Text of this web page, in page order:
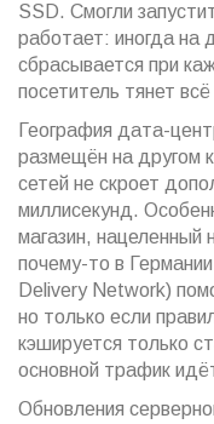
SSD. Смогли
работает: иногда на
сбрасывается при
посетитель тянет
География датa-
размещён на другом
сетей не скроет
миллисекунд.
магазин, нацеленный
почему-то в
Delivery Network)
но только если
кэшируется только
основной трафик
Обновления